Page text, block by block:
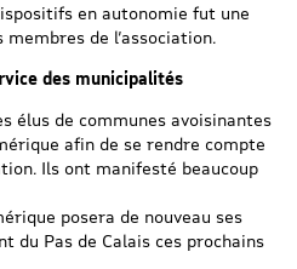
en autonomie fut une
de l’association.
des municipalités
élus de communes avoisinantes
afin de se rendre compte
Ils ont manifesté beaucoup
posera de nouveau ses
du Pas de Calais ces prochains